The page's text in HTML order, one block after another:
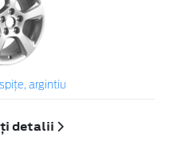
argintiu
detalii